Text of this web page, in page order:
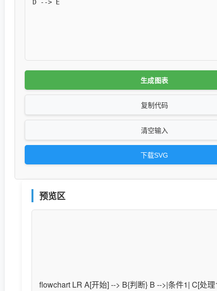
生成图表
复制代码
清空输入
下载SVG
预览区
flowchart LR A[开始] --> B{判断} B -->|条件1| C[处